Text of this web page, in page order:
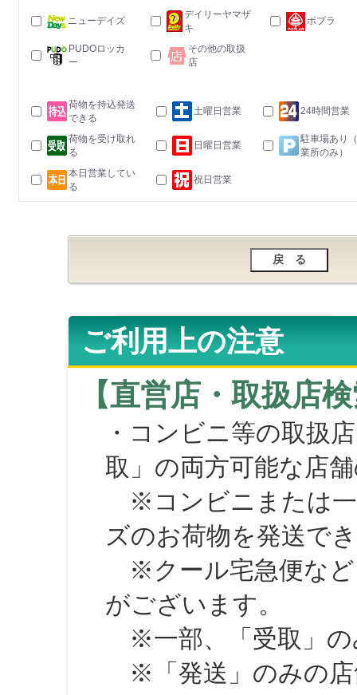
ニューデイズ
デイリーヤマザ
キ
ポプラ
PUDOロッカ
ー
その他の取扱
店
荷物を持込発送
できる
土曜日営業 24時間営業
荷物を受け取れ
る
日曜日営業
駐車場あり
業所のみ）
本日営業してい
る
祝日営業
ご利用上の注意
【直営店・取扱店
・コンビニ等の取扱
取」の両方可能な店
※コンビニまたは一
ズのお荷物を発送で
※クール宅急便など
がございます。
※一部、「受取」の
※「発送」のみの店